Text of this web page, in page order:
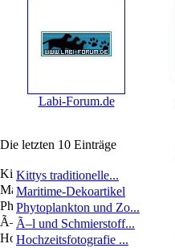
Labi-Forum.de
Die letzten 10 Einträge
Kittys traditionelle...
Maritime-Dekoartikel
Phytoplankton und Zo...
Ã–l und Schmierstoff...
Hochzeitsfotografie ...